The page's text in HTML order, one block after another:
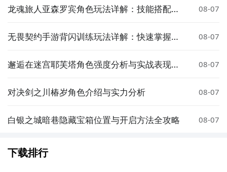
龙魂旅人亚森罗宾角色玩法详解：技能搭配、
08-07
无畏契约手游背闪训练玩法详解：快速掌握背
08-07
邂逅在迷宫耶芙塔角色强度分析与实战表现评
08-07
对决剑之川椿岁角色介绍与实力分析 08-07
白银之城暗巷隐藏宝箱位置与开启方法全攻略 08-07
下载排行